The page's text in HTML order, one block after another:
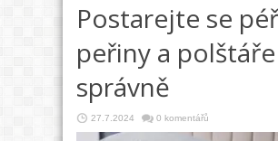
Postarejte se
peřiny a polštáře
správně
27.7.2024 0 komentářů